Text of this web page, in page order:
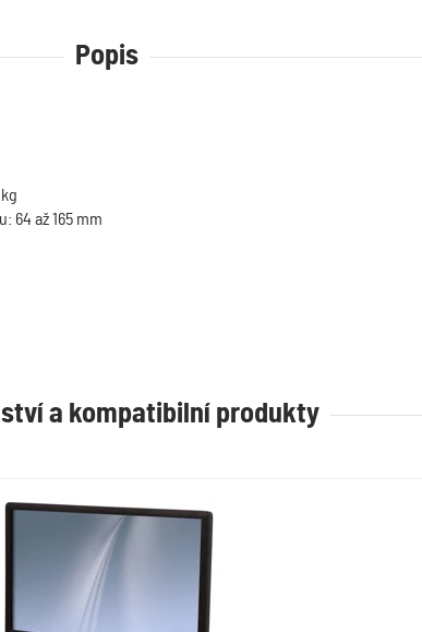
Popis
64 až 165 mm
a kompatibilní produkty